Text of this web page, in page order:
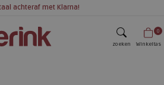
achteraf met Klarna!
zoeken
0
Winkeltas